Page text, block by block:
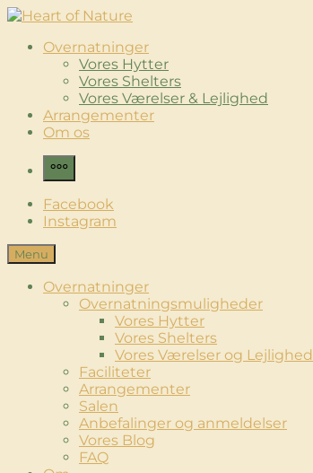
Skip
content
Heart of Nature
Luksus Glamping & Spaoplevelse
Overnatninger
Vores Hytter
Vores Shelters
Vores Værelser & Lejlighed
Arrangementer
Om os
More
Facebook
Instagram
Menu
Overnatninger
Overnatningsmuligheder
Vores Hytter
Vores Shelters
Vores Værelser og Lejlighed
Faciliteter
Arrangementer
Salen
Anbefalinger og anmeldelser
Vores Blog
FAQ